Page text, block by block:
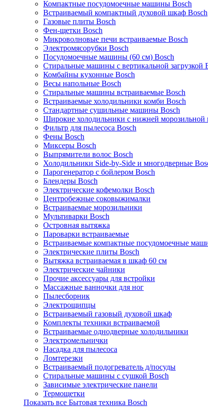
Компактные посудомоечные машины Bosch
Встраиваемый компактный духовой шкаф Bosch
Газовые плиты Bosch
Фен-щетки Bosch
Микроволновые печи встраиваемые Bosch
Электромясорубки Bosch
Посудомоечные машины (60 см) Bosch
Стиральные машины с вертикальной загрузкой
Комбайны кухонные Bosch
Весы напольные Bosch
Стиральные машины встраиваемые Bosch
Встраиваемые холодильники комби Bosch
Стандартные сушильные машины Bosch
Широкие холодильники с нижней морозильной
Фильтр для пылесоса Bosch
Фены Bosch
Миксеры Bosch
Выпрямители волос Bosch
Холодильники Side-by-Side и многодверные
Парогенератор с бойлером Bosch
Блендеры Bosch
Электрические кофемолки Bosch
Центробежные соковыжималки
Встраиваемые морозильники
Мультиварки Bosch
Островная вытяжка
Пароварки встраиваемые
Встраиваемые компактные посудомоечные
Электрические плиты Bosch
Вытяжка встраиваемая в шкаф 60 см
Электрические чайники
Прочие аксессуары для встройки
Массажные ванночки для ног
Пылесборник
Электрощипцы
Встраиваемый газовый духовой шкаф
Комплекты техники встраиваемой
Встраиваемые однодверные холодильники
Электромельнички
Насадка для пылесоса
Ломтерезки
Встраиваемый подогреватель д/посуды
Стиральные машины с сушкой Bosch
Зависимые электрические панели
Термощетки
Показать все Бытовая техника Bosch